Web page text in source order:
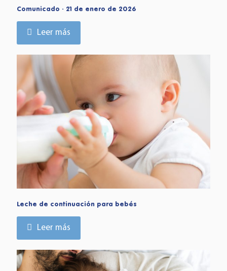
Comunicado · 21 de enero de 2026
Leer más
Leche de continuación para bebés
Leer más